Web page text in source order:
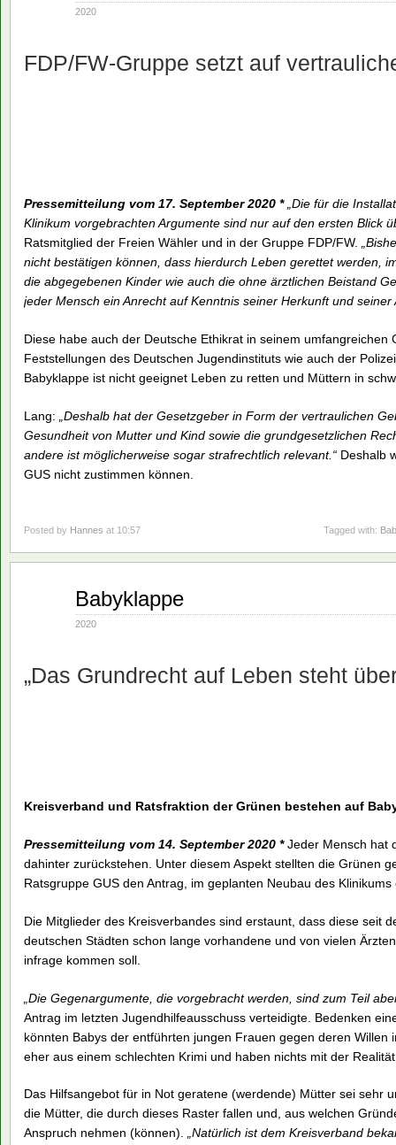
2020
FDP/FW-Gruppe setzt auf
Pressemitteilung vom 17. September 2020 * „Die für die
Klinikum vorgebrachten Argumente sind nur auf den ersten Blick
Ratsmitglied der Freien Wähler und in der Gruppe FDP/FW.
nicht bestätigen können, dass hierdurch Leben gerettet werden,
die abgegebenen Kinder wie auch die ohne ärztlichen Beistand
jeder Mensch ein Anrecht auf Kenntnis seiner Herkunft und seiner
Diese habe auch der Deutsche Ethikrat in seinem umfangreichen
Feststellungen des Deutschen Jugendinstituts wie auch der
Babyklappe ist nicht geeignet Leben zu retten und Müttern in
Lang:
„Deshalb hat der Gesetzgeber in Form der vertraulichen
Gesundheit von Mutter und Kind sowie die grundgesetzlichen
andere ist möglicherweise sogar strafrechtlich relevant.“ Deshalb
GUS nicht zustimmen können.
Posted by Hannes at 10:57 Tagged with:
Babyklappe
2020
„Das Grundrecht auf Leben steht
Kreisverband und Ratsfraktion der Grünen bestehen auf
Pressemitteilung vom 14. September 2020 *Jeder Mensch hat
dahinter zurückstehen. Unter diesem Aspekt stellten die Grünen
Ratsgruppe GUS den Antrag, im geplanten Neubau des
Die Mitglieder des Kreisverbandes sind erstaunt, dass diese seit
deutschen Städten schon lange vorhandene und von vielen
infrage kommen soll.
„Die Gegenargumente, die vorgebracht werden, sind zum Teil
Antrag im letzten Jugendhilfeausschuss verteidigte. Bedenken
könnten Babys der entführten jungen Frauen gegen deren Willen
eher aus einem schlechten Krimi und haben nichts mit der
Das Hilfsangebot für in Not geratene (werdende) Mütter sei sehr
die Mütter, die durch dieses Raster fallen und, aus welchen
Anspruch nehmen (können). „Natürlich ist dem Kreisverband